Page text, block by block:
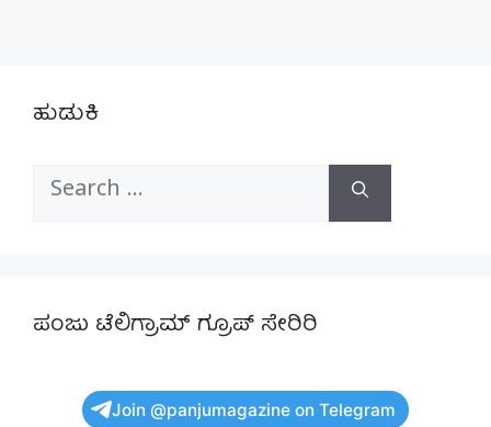
ಹುಡುಕಿ
Search
ಪಂಜು ಟೆಲಿಗ್ರಾಮ್ ಗ್ರೂಪ್ ಸೇರಿರಿ
Join @panjumagazine on Telegram